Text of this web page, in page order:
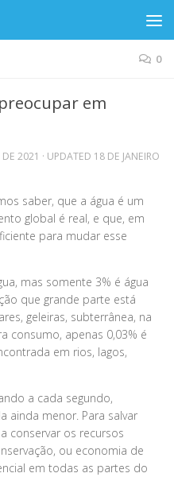
0
em
DE 2021 · UPDATED 18 DE JANEIRO
saber, que a água é um
global é real, e que, em
para mudar esse
mas somente 3% é água
que grande parte está
geleiras, subterrânea, na
consumo, apenas 0,03% é
em rios, lagos,
a cada segundo,
ainda menor. Para salvar
conservar os recursos
ou economia de
em todas as partes do